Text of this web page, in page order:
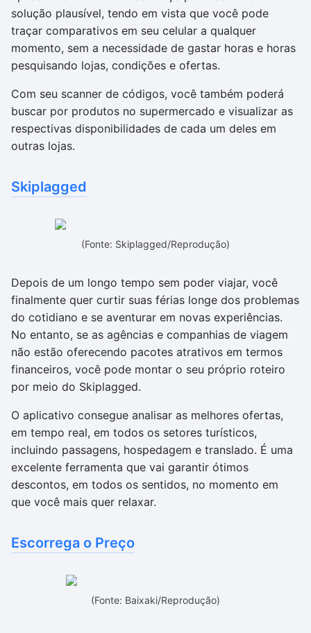
solução plausível, tendo em vista que você pode
traçar comparativos em seu celular a qualquer
momento, sem a necessidade de gastar horas e horas
pesquisando lojas, condições e ofertas.
Com seu scanner de códigos, você também poderá
buscar por produtos no supermercado e visualizar as
respectivas disponibilidades de cada um deles em
outras lojas.
Skiplagged
(Fonte: Skiplagged/Reprodução)
Depois de um longo tempo sem poder viajar, você
finalmente quer curtir suas férias longe dos problemas
do cotidiano e se aventurar em novas experiências.
No entanto, se as agências e companhias de viagem
não estão oferecendo pacotes atrativos em termos
financeiros, você pode montar o seu próprio roteiro
por meio do Skiplagged.
O aplicativo consegue analisar as melhores ofertas,
em tempo real, em todos os setores turísticos,
incluindo passagens, hospedagem e translado. É uma
excelente ferramenta que vai garantir ótimos
descontos, em todos os sentidos, no momento em
que você mais quer relaxar.
Escorrega o Preço
(Fonte: Baixaki/Reprodução)